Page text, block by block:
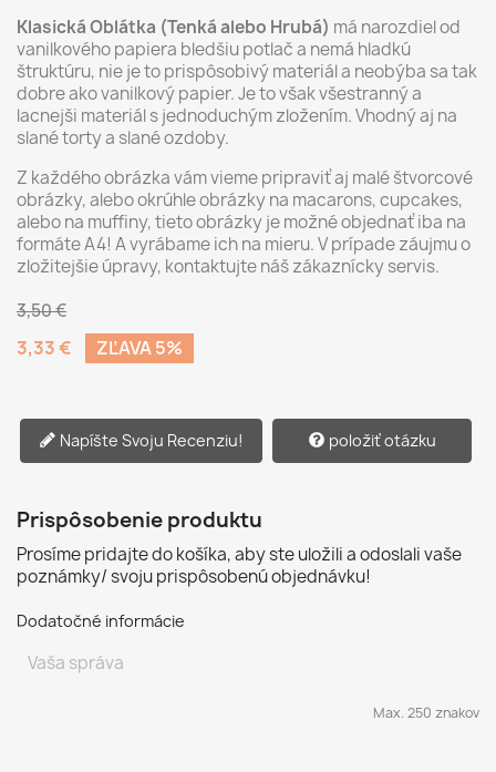
Klasická Oblátka (Tenká alebo Hrubá) má narozdiel od
vanilkového papiera bledšiu potlač a nemá hladkú
štruktúru, nie je to prispôsobivý materiál a neobýba sa tak
dobre ako vanilkový papier. Je to však všestranný a
lacnejši materiál s jednoduchým zložením. Vhodný aj na
slané torty a slané ozdoby.
Z každého obrázka vám vieme pripraviť aj malé štvorcové
obrázky, alebo okrúhle obrázky na macarons, cupcakes,
alebo na muffiny, tieto obrázky je možné objednať iba na
formáte A4! A vyrábame ich na mieru. V prípade záujmu o
zložitejšie úpravy, kontaktujte náš zákaznícky servis.
3,50 €
3,33 € ZĽAVA 5%
Napíšte Svoju Recenziu! položiť otázku
Prispôsobenie produktu
Prosíme pridajte do košíka, aby ste uložili a odoslali vaše
poznámky/ svoju prispôsobenú objednávku!
Dodatočné informácie
Max. 250 znakov